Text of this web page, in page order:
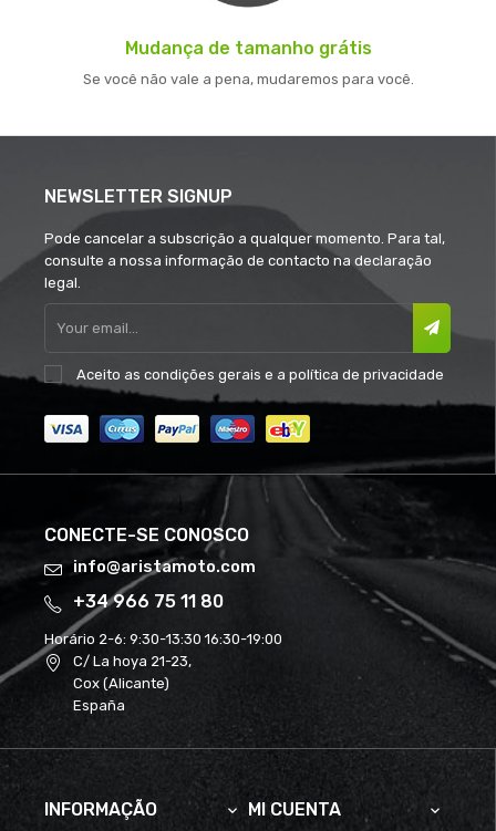
Mudança de tamanho grátis
Se você não vale a pena, mudaremos para você.
NEWSLETTER SIGNUP
Pode cancelar a subscrição a qualquer momento. Para tal,
consulte a nossa informação de contacto na declaração
legal.
Aceito as condições gerais e a política de privacidade
CONECTE-SE CONOSCO
info@aristamoto.com
+34 966 75 11 80
Horário 2-6: 9:30-13:30 16:30-19:00
C/ La hoya 21-23,
Cox (Alicante)
España
INFORMAÇÃO  MI CUENTA 